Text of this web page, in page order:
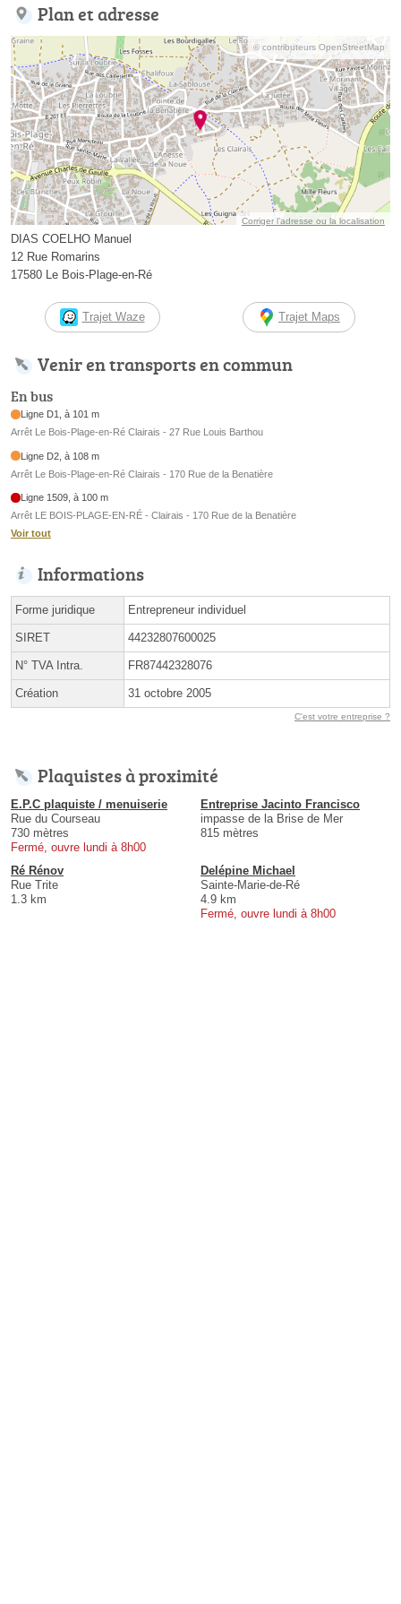
Plan et adresse
© contributeurs OpenStreetMap
Corriger l’adresse ou la localisation
DIAS COELHO Manuel
12 Rue Romarins
17580 Le Bois-Plage-en-Ré
Trajet Waze Trajet Maps
Venir en transports en commun
En bus
Ligne D1, à 101 m
Arrêt Le Bois-Plage-en-Ré Clairais - 27 Rue Louis Barthou
Ligne D2, à 108 m
Arrêt Le Bois-Plage-en-Ré Clairais - 170 Rue de la Benatière
Ligne 1509, à 100 m
Arrêt LE BOIS-PLAGE-EN-RÉ - Clairais - 170 Rue de la Benatière
Voir tout
Informations
Forme juridique Entrepreneur individuel
SIRET 44232807600025
N° TVA Intra. FR87442328076
Création 31 octobre 2005
C'est votre entreprise ?
Plaquistes à proximité
E.P.C plaquiste / menuiserie
Rue du Courseau
730 mètres
Fermé, ouvre lundi à 8h00
Entreprise Jacinto Francisco
impasse de la Brise de Mer
815 mètres
Ré Rénov
Rue Trite
1.3 km
Delépine Michael
Sainte-Marie-de-Ré
4.9 km
Fermé, ouvre lundi à 8h00